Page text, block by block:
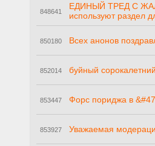
848641
ЕДИНЫЙ ТРЕД С
используют раздел
850180 Всех анонов
852014 буйный
853447 Форс пориджа в
853927 Уважаемая